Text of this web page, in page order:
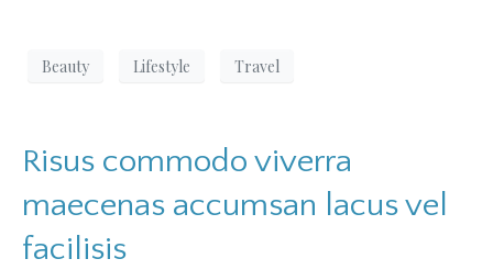
Beauty Lifestyle Travel
Risus commodo viverra
maecenas accumsan lacus vel
facilisis